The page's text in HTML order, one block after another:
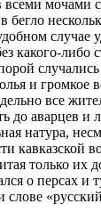
мочами
случае
какого-либо
случались
и громкое
все
до аварцев и
натура,
кавказской
только их
о персах и